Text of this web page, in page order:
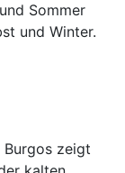
Sommer
und Winter.
zeigt